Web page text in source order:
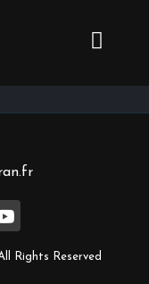
Rights Reserved